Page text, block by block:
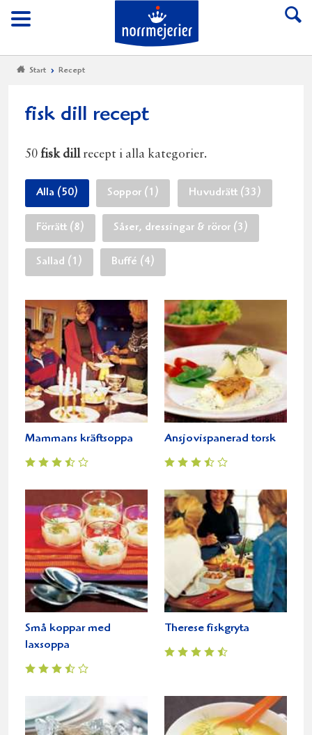
Meny
Till Norrmejerier
Start Recept
fisk dill recept
50 fisk dillrecept i alla kategorier.
Alla (50) Soppor (1) Huvudrätt (33)
Förrätt (8) Såser, dressingar & röror (3)
Sallad (1) Buffé (4)
Mammans kräftsoppa Ansjovispanerad torsk
Små koppar med
laxsoppa
Therese fiskgryta